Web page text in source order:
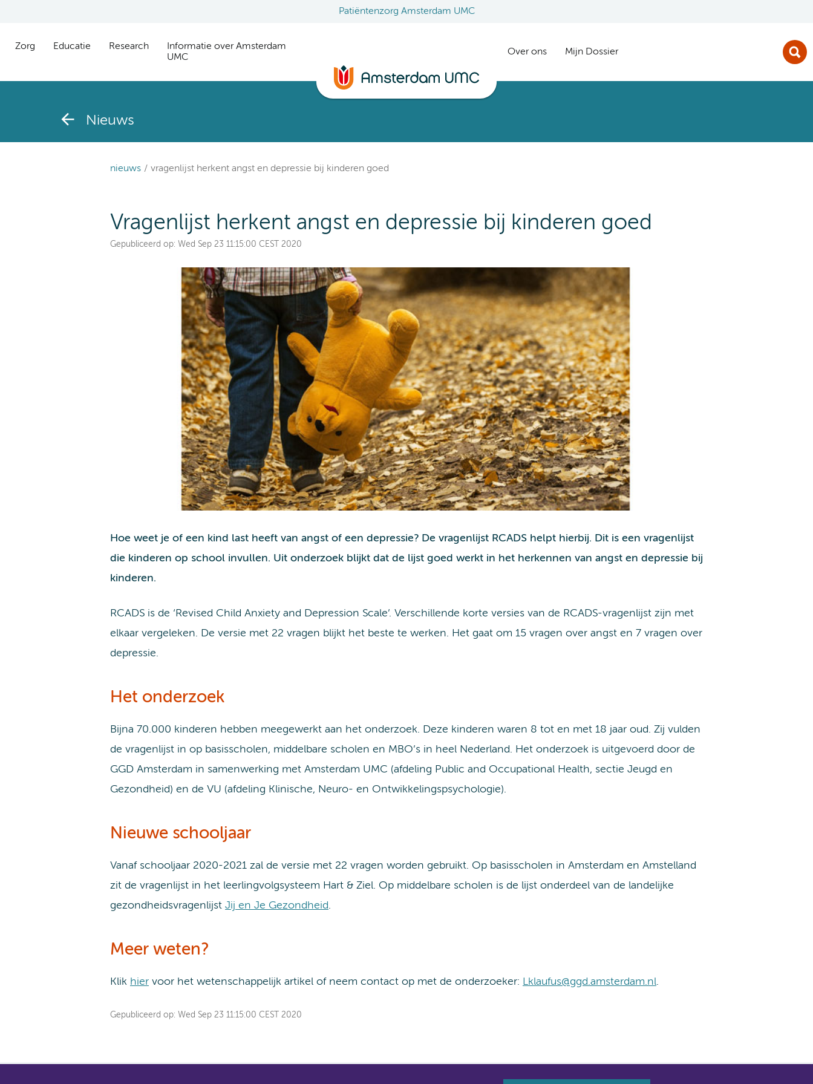
Patiëntenzorg Amsterdam UMC
Zorg Educatie Research
Informatie over Amsterdam
UMC
Over ons Mijn Dossier
Nieuws
nieuws vragenlijst herkent angst en depressie bij kinderen goed
Vragenlijst herkent angst en depressie bij kinderen goed
Gepubliceerd op: Wed Sep 23 11:15:00 CEST 2020
Hoe weet je of een kind last heeft van angst of een depressie? De vragenlijst RCADS helpt hierbij. Dit is een vragenlijst
die kinderen op school invullen. Uit onderzoek blijkt dat de lijst goed werkt in het herkennen van angst en depressie bij
kinderen.
RCADS is de ‘Revised Child Anxiety and Depression Scale’. Verschillende korte versies van de RCADS-vragenlijst zijn met
elkaar vergeleken. De versie met 22 vragen blijkt het beste te werken. Het gaat om 15 vragen over angst en 7 vragen over
depressie.
Het onderzoek
Bijna 70.000 kinderen hebben meegewerkt aan het onderzoek. Deze kinderen waren 8 tot en met 18 jaar oud. Zij vulden
de vragenlijst in op basisscholen, middelbare scholen en MBO’s in heel Nederland. Het onderzoek is uitgevoerd door de
GGD Amsterdam in samenwerking met Amsterdam UMC (afdeling Public and Occupational Health, sectie Jeugd en
Gezondheid) en de VU (afdeling Klinische, Neuro- en Ontwikkelingspsychologie).
Nieuwe schooljaar
Vanaf schooljaar 2020-2021 zal de versie met 22 vragen worden gebruikt. Op basisscholen in Amsterdam en Amstelland
zit de vragenlijst in het leerlingvolgsysteem Hart & Ziel. Op middelbare scholen is de lijst onderdeel van de landelijke
gezondheidsvragenlijst Jij en Je Gezondheid.
Meer weten?
Klik hier voor het wetenschappelijk artikel of neem contact op met de onderzoeker: Lklaufus@ggd.amsterdam.nl.
Gepubliceerd op: Wed Sep 23 11:15:00 CEST 2020